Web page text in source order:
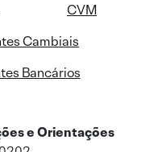
CVM
Cambiais
Bancários
e Orientações